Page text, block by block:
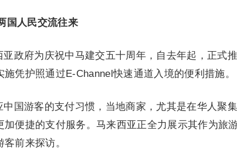
国人民交流往来
亚政府为庆祝中马建交五十周年，自去年起，正式
凭护照通过E-Channel快速通道入境的便利措施。
中国游客的支付习惯，当地商家，尤其是在华人聚
加便捷的支付服务。马来西亚正全力展示其作为旅
前来探访。